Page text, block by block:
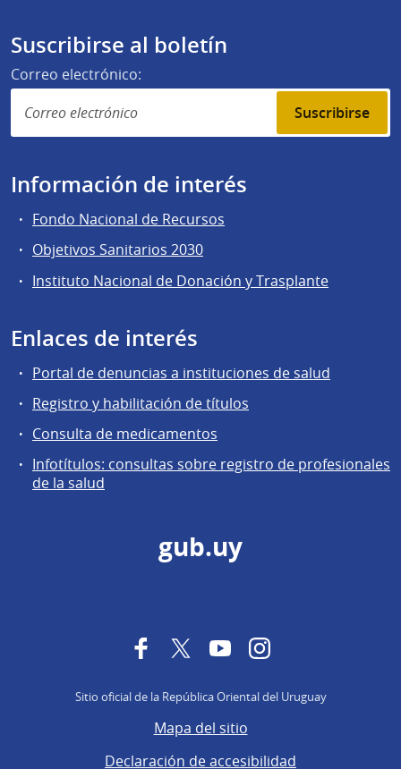
Suscribirse al boletín
Correo electrónico:
Suscribirse
Información de interés
Fondo Nacional de Recursos
Objetivos Sanitarios 2030
Instituto Nacional de Donación y Trasplante
Enlaces de interés
Portal de denuncias a instituciones de salud
Registro y habilitación de títulos
Consulta de medicamentos
Infotítulos: consultas sobre registro de profesionales
de la salud
gub.uy
FacebookTwitterYouTubeInstagram
Sitio oficial de la República Oriental del Uruguay
Mapa del sitio
Declaración de accesibilidad